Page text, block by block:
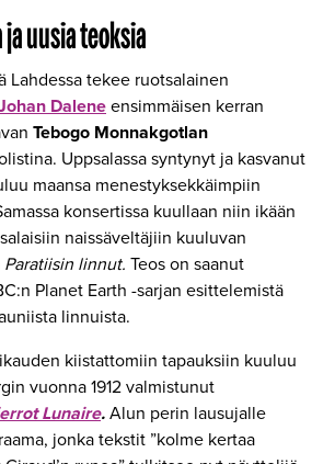
uusia teoksia
Lahdessa tekee ruotsalainen
Daleneensimmäisen kerran
Tebogo Monnakgotlan
Uppsalassa syntynyt ja kasvanut
maansa menestyksekkäimpiin
konsertissa kuullaan niin ikään
naissäveltäjiin kuuluvan
Paratiisin linnut. Teos on saanut
Planet Earth -sarjan esittelemistä
linnuista.
kiistattomiin tapauksiin kuuluu
vuonna 1912 valmistunut
Lunaire.Alun perin lausujalle
jonka tekstit ”kolme kertaa